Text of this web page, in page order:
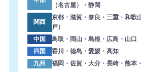
（名古屋）・静岡
関西
京都・滋賀・奈良・三重・和歌
戸）
中国
鳥取・岡山・島根・広島・山口
四国
香川・徳島・愛媛・高知
九州
福岡・佐賀・大分・長崎・熊本